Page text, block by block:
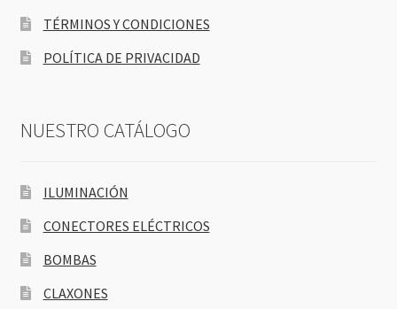
TÉRMINOS Y CONDICIONES
POLÍTICA DE PRIVACIDAD
NUESTRO CATÁLOGO
ILUMINACIÓN
CONECTORES ELÉCTRICOS
BOMBAS
CLAXONES